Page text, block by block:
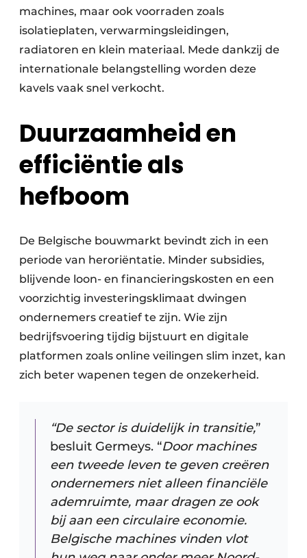
machines, maar ook voorraden zoals
isolatieplaten, verwarmingsleidingen,
radiatoren en klein materiaal. Mede dankzij de
internationale belangstelling worden deze
kavels vaak snel verkocht.
Duurzaamheid en
efficiëntie als
hefboom
De Belgische bouwmarkt bevindt zich in een
periode van heroriëntatie. Minder subsidies,
blijvende loon- en financieringskosten en een
voorzichtig investeringsklimaat dwingen
ondernemers creatief te zijn. Wie zijn
bedrijfsvoering tijdig bijstuurt en digitale
platformen zoals online veilingen slim inzet, kan
zich beter wapenen tegen de onzekerheid.
“De sector is duidelijk in transitie,”
besluit Germeys. “Door machines
een tweede leven te geven creëren
ondernemers niet alleen financiële
ademruimte, maar dragen ze ook
bij aan een circulaire economie.
Belgische machines vinden vlot